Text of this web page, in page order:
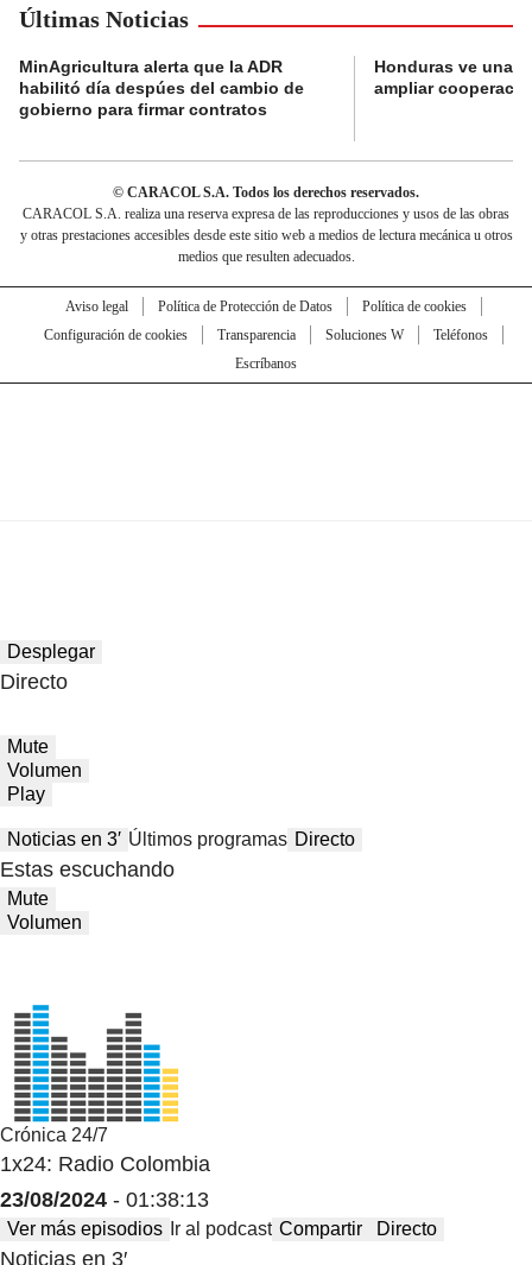
Últimas Noticias
MinAgricultura alerta que la ADR
habilitó día despúes del cambio de
gobierno para firmar contratos
Honduras ve una
ampliar
© CARACOL S.A. Todos los derechos reservados.
CARACOL S.A. realiza una reserva expresa de las reproducciones y usos de las obras
y otras prestaciones accesibles desde este sitio web a medios de lectura mecánica u otros
medios que resulten adecuados.
Aviso legal Política de Protección de Datos
Política de cookies
Configuración de cookies
Transparencia Soluciones W
Teléfonos
Escríbanos
Desplegar
Directo
Mute
Volumen
Play
Noticias en 3′ Últimos programas Directo
Estas escuchando
Mute
Volumen
Crónica 24/7
1x24: Radio Colombia
23/08/2024 - 01:38:13
Ver más episodios Ir al podcast Compartir Directo
Noticias en 3′